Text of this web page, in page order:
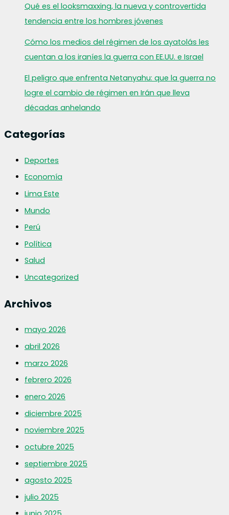
Qué es el looksmaxxing, la nueva y controvertida
tendencia entre los hombres jóvenes
Cómo los medios del régimen de los ayatolás les
cuentan a los iraníes la guerra con EE.UU. e Israel
El peligro que enfrenta Netanyahu: que la guerra no
logre el cambio de régimen en Irán que lleva
décadas anhelando
Categorías
Deportes
Economía
Lima Este
Mundo
Perú
Política
Salud
Uncategorized
Archivos
mayo 2026
abril 2026
marzo 2026
febrero 2026
enero 2026
diciembre 2025
noviembre 2025
octubre 2025
septiembre 2025
agosto 2025
julio 2025